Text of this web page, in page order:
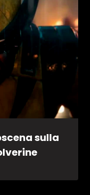
sulla